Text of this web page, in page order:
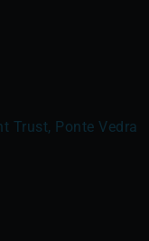
Trust, Ponte Vedra